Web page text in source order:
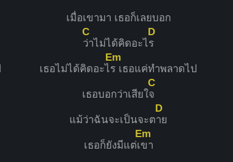
เมื่อเขามา เธอก็เลยบอก
C
ว่าไม่ได้คิดอะไ
D
ร
เธอไม่ได้คิดอะไ
Em
ร เธอแค่ทำพลาดไป
เธอบอกว่าเสียใ
C
จ
แม้ว่าฉันจะเป็นจะต
D
าย
เธอก็ยังมีแต่เ
Em
ขา